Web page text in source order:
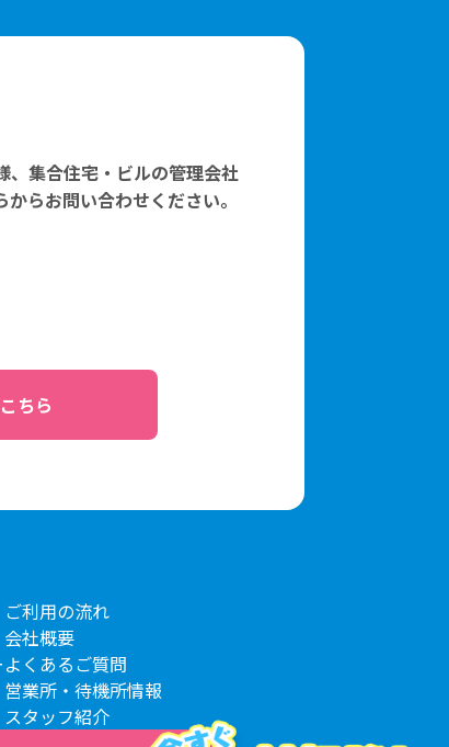
、集合住宅・ビルの管理会社
らお問い合わせください。
ちら
ご利用の流れ
会社概要
よくあるご質問
営業所・待機所情報
スタッフ紹介